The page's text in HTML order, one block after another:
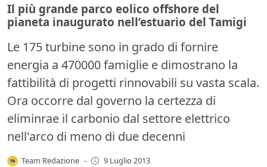
Il più grande parco eolico offshore del
pianeta inaugurato nell’estuario del Tamigi
Le 175 turbine sono in grado di fornire
energia a 470000 famiglie e dimostrano la
fattibilità di progetti rinnovabili su vasta scala.
Ora occorre dal governo la certezza di
eliminrae il carbonio dal settore elettrico
nell'arco di meno di due decenni
Team Redazione - 9 Luglio 2013